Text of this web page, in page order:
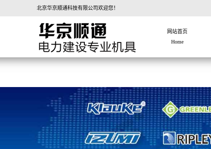
北京华京顺通科技有限公司欢迎您！
网站首页
Home